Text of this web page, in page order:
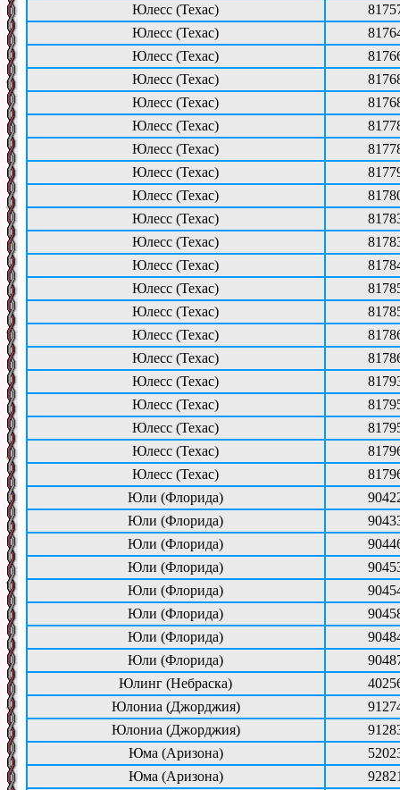
Юлесс (Техас)
Юлесс (Техас)
Юлесс (Техас)
Юлесс (Техас)
Юлесс (Техас)
Юлесс (Техас)
Юлесс (Техас)
Юлесс (Техас)
Юлесс (Техас)
Юлесс (Техас)
Юлесс (Техас)
Юлесс (Техас)
Юлесс (Техас)
Юлесс (Техас)
Юлесс (Техас)
Юлесс (Техас)
Юлесс (Техас)
Юлесс (Техас)
Юлесс (Техас)
Юлесс (Техас)
Юлесс (Техас)
Юли (Флорида)
Юли (Флорида)
Юли (Флорида)
Юли (Флорида)
Юли (Флорида)
Юли (Флорида)
Юли (Флорида)
Юли (Флорида)
Юлинг (Небраска)
Юлониа (Джорджия)
Юлониа (Джорджия)
Юма (Аризона)
Юма (Аризона)